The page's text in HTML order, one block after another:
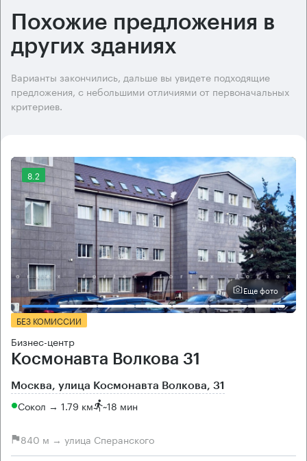
Похожие предложения в
других зданиях
Варианты закончились, дальше вы увидете подходящие
предложения, с небольшими отличиями от первоначальных
критериев.
8.2
Еще фото
БЕЗ КОМИССИИ
Бизнес-центр
Космонавта Волкова 31
Москва, улица Космонавта Волкова, 31
Сокол → 1.79 км ~18 мин
840 м → улица Сперанского